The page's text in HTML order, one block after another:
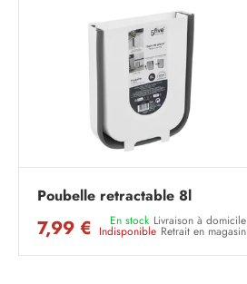
Poubelle retractable 8l
7,99 € En stock Livraison à domicile
Indisponible Retrait en magasin